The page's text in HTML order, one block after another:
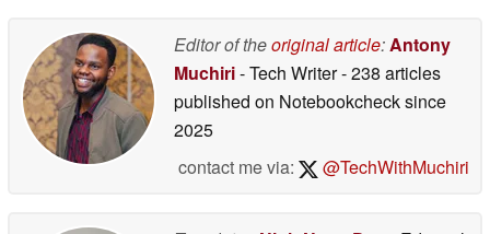
Editor of theoriginal article:Antony
Muchiri- Tech Writer- 238 articles
published on Notebookchecksince
2025
contact me via:
@TechWithMuchiri